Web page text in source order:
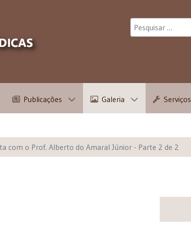
Publicações Galeria Serviços
com o Prof. Alberto do Amaral Júnior - Parte 2 de 2